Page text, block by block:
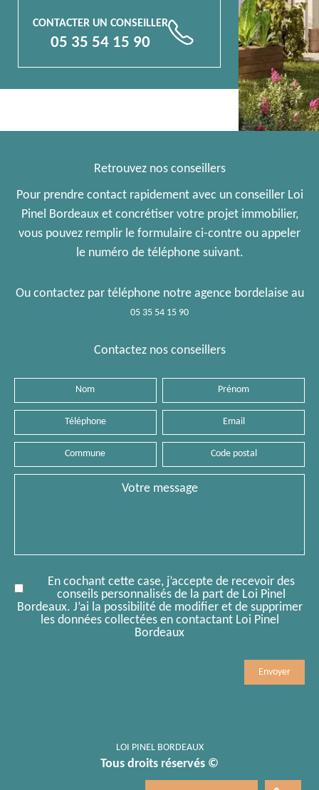
CONTACTER UN CONSEILLER
05 35 54 15 90 📞
Retrouvez nos conseillers
Pour prendre contact rapidement avec un conseiller Loi
Pinel Bordeaux et concrétiser votre projet immobilier,
vous pouvez remplir le formulaire ci-contre ou appeler
le numéro de téléphone suivant.
Ou contactez par téléphone notre agence bordelaise au
05 35 54 15 90
Contactez nos conseillers
Téléphone
Commune
postal
En cochant cette case, j’accepte de recevoir des
conseils personnalisés de la part de Loi Pinel
Bordeaux. J’ai la possibilité de modifier et de supprimer
les données collectées en contactant Loi Pinel
Bordeaux
LOI PINEL BORDEAUX
Tous droits réservés ©